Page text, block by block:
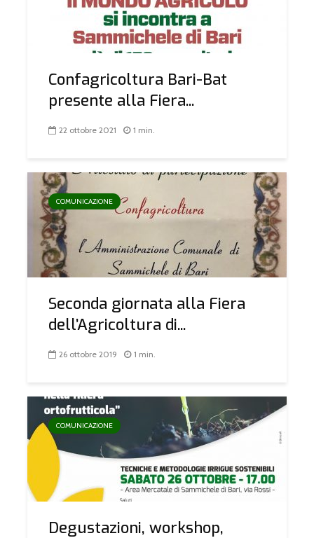
Confagricoltura Bari-Bat
presente alla Fiera...
22 ottobre 2021 1 min.
COMUNICAZIONE
Seconda giornata alla Fiera
dell’Agricoltura di...
26 ottobre 2019 1 min.
COMUNICAZIONE
Degustazioni, workshop,